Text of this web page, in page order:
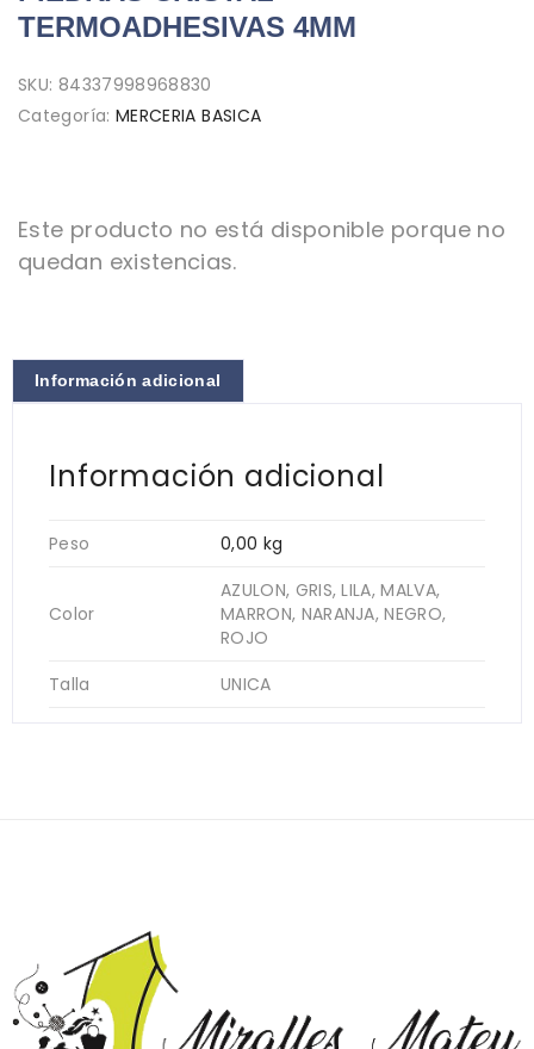
TERMOADHESIVAS 4MM
SKU: 84337998968830
Categoría: MERCERIA BASICA
Este producto no está disponible porque no
quedan existencias.
Información adicional
Información adicional
Peso 0,00 kg
Color
AZULON, GRIS, LILA, MALVA,
MARRON, NARANJA, NEGRO,
ROJO
Talla
UNICA